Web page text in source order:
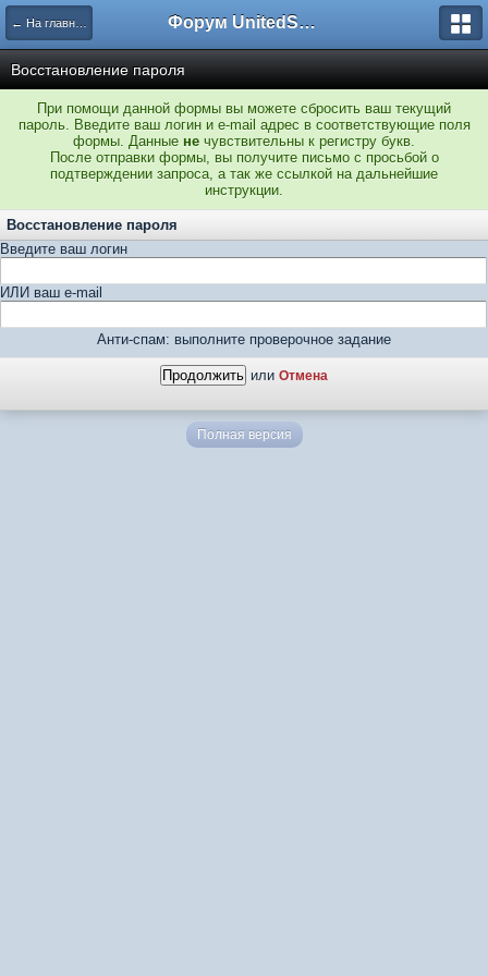
← На главную Форум UnitedSouth
Восстановление пароля
При помощи данной формы вы можете сбросить ваш текущий
пароль. Введите ваш логин и e-mail адрес в соответствующие поля
формы. Данные не чувствительны к регистру букв.
После отправки формы, вы получите письмо с просьбой о
подтверждении запроса, а так же ссылкой на дальнейшие
инструкции.
Восстановление пароля
Введите ваш логин
ИЛИ ваш e-mail
Анти-спам: выполните проверочное задание
или Отмена
Полная версия